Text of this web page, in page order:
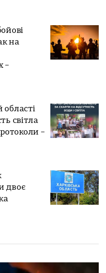
на
–
області
світла
–
двоє